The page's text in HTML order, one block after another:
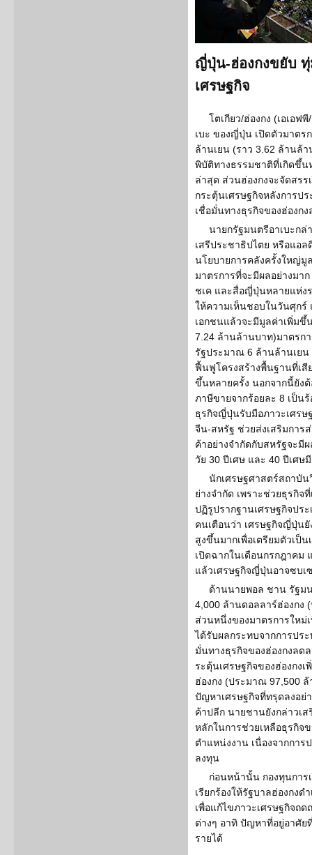
ญี่ปุ่น-ฮ่องกงขยับ
เศรษฐกิจ
โตเกียว/ฮ่องกง (เอเอฟ
เบะ ของญี่ปุ่น เปิดตัวมาตร
ล้านเยน (ราว 3.62 ล้านล้
พิบัติทางธรรมชาติที่เกิดขึ้
ล่าสุด ส่วนฮ่องกงจะจัดสรร
กระตุ้นเศรษฐกิจหลังการป
เชื่อมั่นทางธุรกิจของฮ่องกง
นายกรัฐมนตรีอาเบะก
เสรีประชาธิปไตย หรือแอ
นโยบายการคลังครั้งใหญ่มู
มาตรการที่จะมีผลอย่างมา
ชเค และสื่อญี่ปุ่นหลายแห่ง
ให้ความเห็นชอบในวันศุกร์
เอกชนแล้วจะมีมูลค่าเพิ่มขึ้
7.24 ล้านล้านบาท)มาตรก
รัฐประมาณ 6 ล้านล้านเย
ฟื้นฟูโครงสร้างพื้นฐานที่เสี
ขึ้นหลายครั้ง นอกจากนี้ยัง
ภาษีขายจากร้อยละ 8 เป็น
ธุรกิจญี่ปุ่นรับมือภาวะเศรษ
จีน-สหรัฐ ช่วยส่งเสริมการ
ค้าอย่างจำกัดกับสหรัฐจะมี
วัย 30 ปีเศษ และ 40 ปีเศษ
นักเศรษฐศาสตร์สถาบั
ย่างจำกัด เพราะช่วยธุรกิจ
ปฏิรูปรากฐานเศรษฐกิจปร
คนเตือนว่า เศรษฐกิจญี่ปุ่น
สูงขึ้นมากเพื่อเตรียมตัวเป็
เปิดฉากในเดือนกรกฎาคม
แล้วเศรษฐกิจญี่ปุ่นอาจซบเ
ด้านนายพอล ชาน รัฐม
4,000 ล้านดอลลาร์ฮ่องกง
ส่วนหนึ่งของมาตรการใหม่
ได้รับผลกระทบจากการปร
มั่นทางธุรกิจของฮ่องกงลด
ระตุ้นเศรษฐกิจของฮ่องกง
ฮ่องกง (ประมาณ 97,500
ปัญหาเศรษฐกิจที่ทรุดลงอย่
ค้าปลีก นายชานยังกล่าวเส
หลักในการช่วยเหลือธุรกิจ
ตำแหน่งงาน เนื่องจากกา
ลงทุน
ก่อนหน้านั้น กองทุนการ
เรียกร้องให้รัฐบาลฮ่องกง
เพื่อแก้ไขภาวะเศรษฐกิจถ
ต่างๆ อาทิ ปัญหาที่อยู่อาศัย
รายได้